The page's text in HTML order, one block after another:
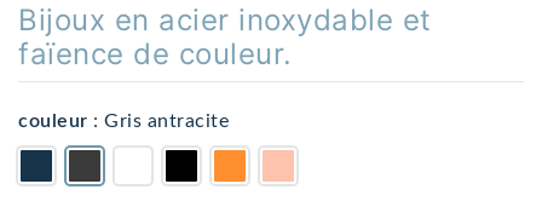
Bijoux en acier inoxydable et
faïence de couleur.
couleur : Gris antracite